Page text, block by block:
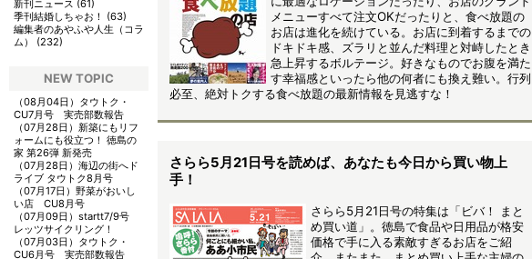
メニューすべて注文OKだったりと、食べ放題の
お店は進化を続けている。お店に到着するまでの
ドキドキ感、ズラリと並んだ料理と対峙したとき
急上昇するボルテージ。好きなものでお腹を満た
す幸福感といったら他の何者にも換え難い。行列
必至、絶対トクする食べ放題の最新情報を見逃すな！
さらら5月21日号を読めば、あなたも今日から買い物上
手！
さらら5月21日号の特集は「ビバ！ まと
め買い道」。徳島で食品や日用品が格安
価格で手に入る素敵すぎるお店をご紹
新刊ニュース (61)
季刊結婚しちゃお！
(63)
編集者のあやふや人生（コラ
ム）
(232)
NEW TOPIC
（08月04日） タウトク・
CU7月号 実売部数報告
（07月28日） 新築にもリフ
ォームにも役立つ！ 徳島の
家 第26弾 新発売
（07月28日） 海辺の街へド
ライブ タウトク8月号
（07月17日） 野菜がおいし
い店 CU8月号
（07月09日） startt7/9号
レッツサイクリング！
（07月03日） タウトク・
CU6月号 実売部数報告